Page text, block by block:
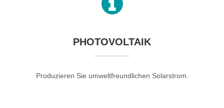
PHOTOVOLTAIK
Produzieren Sie umweltfreundlichen Solarstrom.